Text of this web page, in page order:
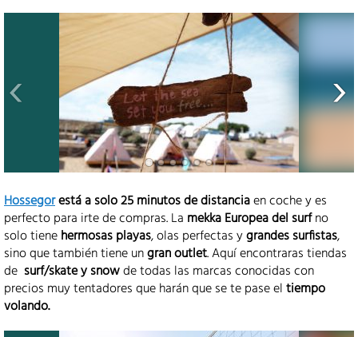
Hossegorestá a solo 25 minutos de distanciaen coche y es
perfecto para irte de compras. La mekka Europea del surfno
solo tienehermosas playas, olas perfectas ygrandes surfistas,
sino que también tiene ungran outlet. Aquí encontraras tiendas
de surf/skate y snowde todas las marcas conocidas con
precios muy tentadores que harán que se te pase eltiempo
volando.